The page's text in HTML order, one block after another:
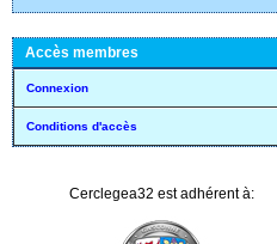
Accès membres
Connexion
Conditions d'accès
Cerclegea32 est adhérent à: